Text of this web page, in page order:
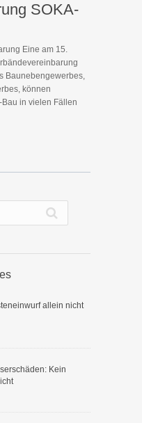
SOKA-
Eine am 15.
Baunebengewerbes,
können
in vielen Fällen
allein nicht
Kein